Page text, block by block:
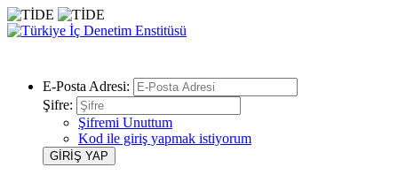
E-Posta Adresi:
Şifre:
Şifremi Unuttum
Kod ile giriş yapmak istiyorum